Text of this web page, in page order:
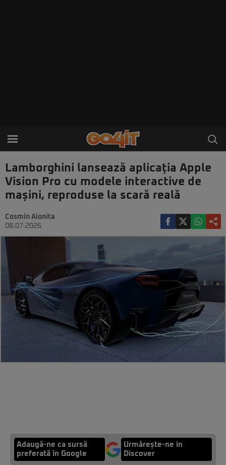
Lamborghini lansează aplicația Apple
Vision Pro cu modele interactive de
mașini, reproduse la scară reală
Cosmin Aionita
08.07.2026
Adaugă-ne ca sursă
preferată în Google
Urmărește-ne in
Discover